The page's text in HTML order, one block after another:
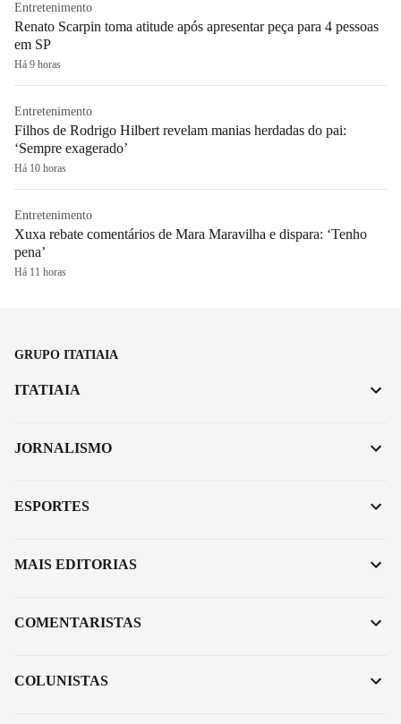
Entretenimento
Renato Scarpin toma atitude após apresentar peça para 4 pessoas
em SP
Há 9 horas
Entretenimento
Filhos de Rodrigo Hilbert revelam manias herdadas do pai:
‘Sempre exagerado’
Há 10 horas
Entretenimento
Xuxa rebate comentários de Mara Maravilha e dispara: ‘Tenho
pena’
Há 11 horas
GRUPO ITATIAIA
ITATIAIA
JORNALISMO
ESPORTES
MAIS EDITORIAS
COMENTARISTAS
COLUNISTAS